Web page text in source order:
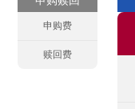
申购费
赎回费